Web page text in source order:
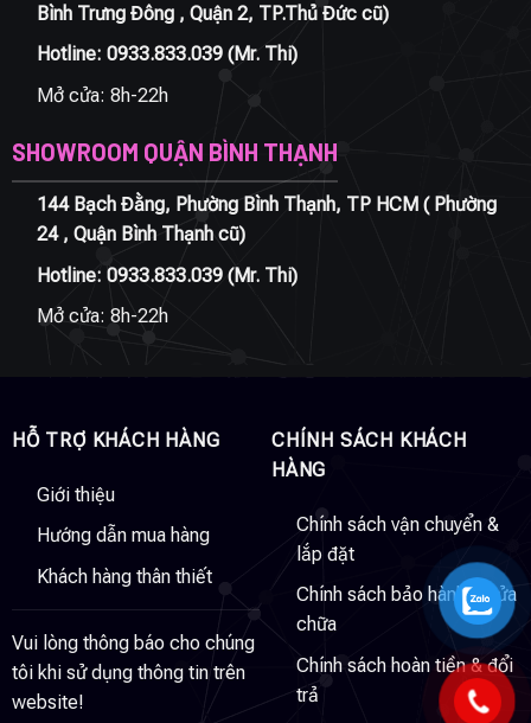
Bình Trưng Đông , Quận 2, TP.Thủ Đức cũ)
Hotline: 0933.833.039(Mr. Thi)
Mở cửa: 8h-22h
SHOWROOM QUẬN BÌNH THẠNH
144 Bạch Đằng, Phường Bình Thạnh, TP HCM ( Phường
24 , Quận Bình Thạnh cũ)
Hotline: 0933.833.039(Mr. Thi)
Mở cửa: 8h-22h
HỖ TRỢ KHÁCH HÀNG
Giới thiệu
Hướng dẫn mua hàng
Khách hàng thân thiết
Vui lòng thông báo cho chúng
tôi khi sử dụng thông tin trên
website!
CHÍNH SÁCH KHÁCH
HÀNG
Chính sách vận chuyển &
lắp đặt
Chính sách bảo hành & sửa
chữa
Chính sách hoàn tiền & đổi
trả